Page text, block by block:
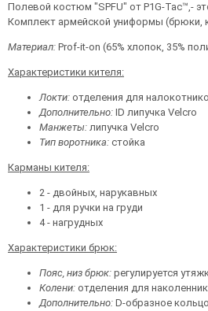
Полевой костюм "SPFU" от P1G-Tac™,-
Комплект армейской униформы (брюки,
Материал: Prof-it-on (65% хлопок, 35%
Характеристики кителя:
Локти: отделения для
Дополнительно: ID липучка Velcro
Манжеты: липучка Velcro
Тип воротника: стойка
Карманы кителя:
2 - двойных, нарукавных
1 - для ручки на груди
4 - нагрудных
Характеристики брюк:
Пояс, низ брюк: регулируется
Колени: отделения для
Дополнительно: D-образное кольцо